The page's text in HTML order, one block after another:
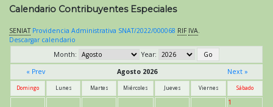
Calendario Contribuyentes Especiales
SENIAT Providencia Administrativa SNAT/2022/000068 RIF IVA
Descargar calendario
Month:
Year:
« Prev
Agosto 2026 Next »
Domingo Lunes Martes Miércoles Jueves Viernes Sábado
1